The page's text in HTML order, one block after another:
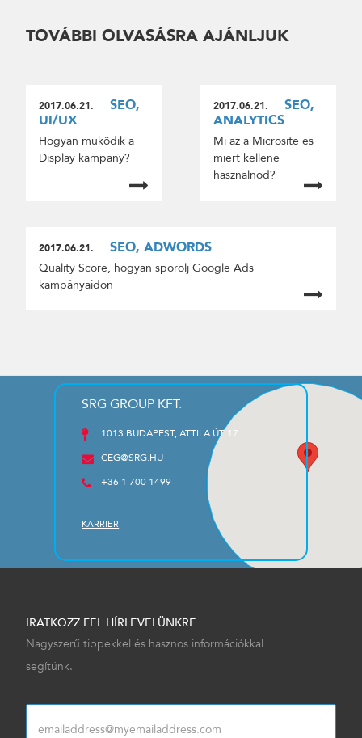
TOVÁBBI OLVASÁSRA AJÁNLJUK
2017.06.21.
SEO,
UI/UX
Hogyan működik a
Display kampány?
2017.06.21.
SEO,
ANALYTICS
Mi az a Microsite és
miért kellene
használnod?
2017.06.21. SEO, ADWORDS
Quality Score, hogyan spórolj Google Ads
kampányaidon
SRG GROUP KFT.
1013 BUDAPEST, ATTILA ÚT 17
CEG@SRG.HU
+36 1 700 1499
KARRIER
IRATKOZZ FEL HÍRLEVELÜNKRE
Nagyszerű tippekkel és hasznos információkkal
segítünk.